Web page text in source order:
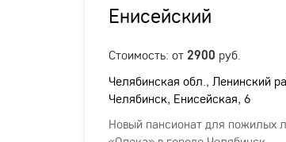
Енисейский
Стоимость: от 2900 руб.
Челябинская обл., ​Ленинский
Челябинск, Енисейская, 6
Новый пансионат для пожилых